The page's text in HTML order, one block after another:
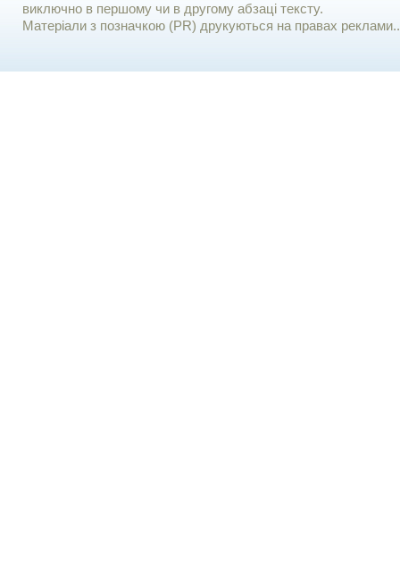
виключно в першому чи в другому абзаці тексту.
Матеріали з позначкою (PR) друкуються на правах реклами..